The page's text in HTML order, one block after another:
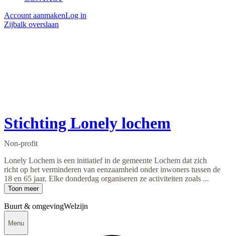
Account aanmakenLog in
Zijbalk overslaan
Stichting Lonely lochem
Non-profit
Lonely Lochem is een initiatief in de gemeente Lochem dat zich
richt op het verminderen van eenzaamheid onder inwoners tussen de
18 en 65 jaar. Elke donderdag organiseren ze activiteiten zoals ...
Toon meer
Buurt & omgevingWelzijn
Menu